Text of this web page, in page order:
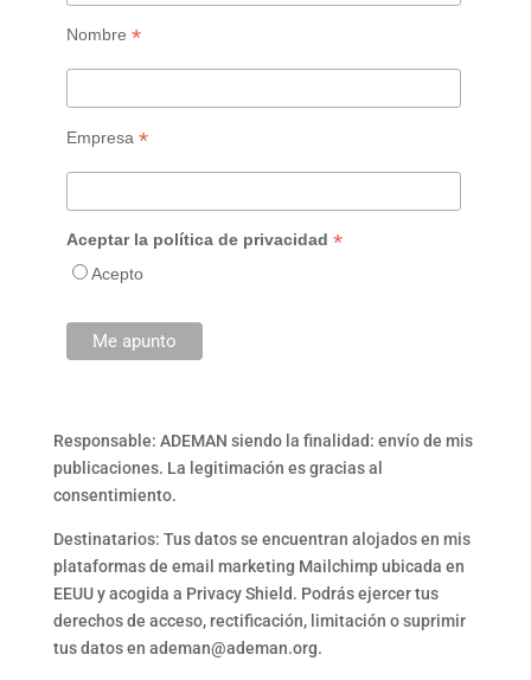
Nombre *
Empresa *
Aceptar la política de privacidad *
Acepto
Responsable: ADEMAN siendo la finalidad: envío de mis
publicaciones. La legitimación es gracias al
consentimiento.
Destinatarios: Tus datos se encuentran alojados en mis
plataformas de email marketing Mailchimp ubicada en
EEUU y acogida a Privacy Shield. Podrás ejercer tus
derechos de acceso, rectificación, limitación o suprimir
tus datos en ademan@ademan.org.